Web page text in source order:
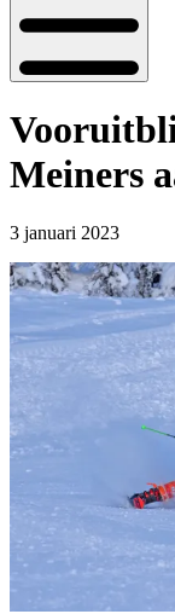
Meiners
3 januari 2023